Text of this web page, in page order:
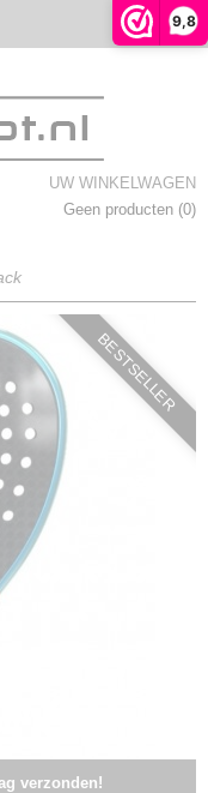
9,8
UW WINKELWAGEN
Geen producten (0)
verzonden!
BESTSELLER